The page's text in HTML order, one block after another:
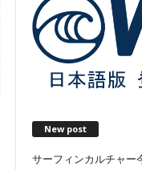
New post
サーフィンカルチャー